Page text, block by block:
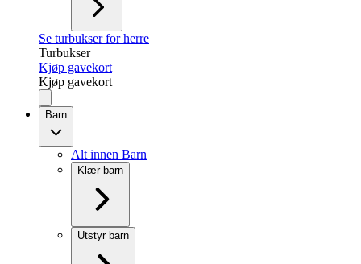
Se turbukser for herre
Turbukser
Kjøp gavekort
Kjøp gavekort
Barn
Alt innen Barn
Klær barn
Utstyr barn